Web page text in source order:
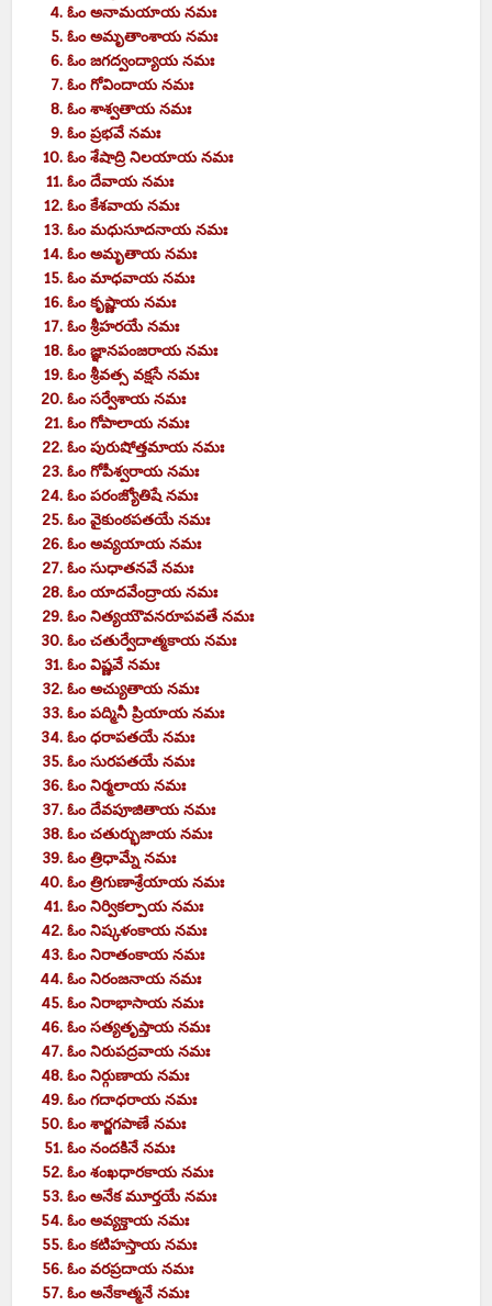
ఓం అనామయాయ నమః
ఓం అమృతాంశాయ నమః
ఓం జగద్వంద్యాయ నమః
ఓం గోవిందాయ నమః
ఓం శాశ్వతాయ నమః
ఓం ప్రభవే నమః
ఓం శేషాద్రి నిలయాయ నమః
ఓం దేవాయ నమః
ఓం కేశవాయ నమః
ఓం మధుసూదనాయ నమః
ఓం అమృతాయ నమః
ఓం మాధవాయ నమః
ఓం కృష్ణాయ నమః
ఓం శ్రీహరయే నమః
ఓం జ్ఞానపంజరాయ నమః
ఓం శ్రీవత్స వక్షసే నమః
ఓం సర్వేశాయ నమః
ఓం గోపాలాయ నమః
ఓం పురుషోత్తమాయ నమః
ఓం గోపీశ్వరాయ నమః
ఓం పరంజ్యోతిషే నమః
ఓం వైకుంఠపతయే నమః
ఓం అవ్యయాయ నమః
ఓం సుధాతనవే నమః
ఓం యాదవేంద్రాయ నమః
ఓం నిత్యయౌవనరూపవతే నమః
ఓం చతుర్వేదాత్మకాయ నమః
ఓం విష్ణవే నమః
ఓం అచ్యుతాయ నమః
ఓం పద్మినీ ప్రియాయ నమః
ఓం ధరాపతయే నమః
ఓం సురపతయే నమః
ఓం నిర్మలాయ నమః
ఓం దేవపూజితాయ నమః
ఓం చతుర్భుజాయ నమః
ఓం త్రిధామ్నే నమః
ఓం త్రిగుణాశ్రేయాయ నమః
ఓం నిర్వికల్పాయ నమః
ఓం నిష్కళంకాయ నమః
ఓం నిరాతంకాయ నమః
ఓం నిరంజనాయ నమః
ఓం నిరాభాసాయ నమః
ఓం సత్యతృప్తాయ నమః
ఓం నిరుపద్రవాయ నమః
ఓం నిర్గుణాయ నమః
ఓం గదాధరాయ నమః
ఓం శార్జగపాణే నమః
ఓం నందకినే నమః
ఓం శంఖధారకాయ నమః
ఓం అనేక మూర్తయే నమః
ఓం అవ్యక్తాయ నమః
ఓం కటిహస్తాయ నమః
ఓం వరప్రదాయ నమః
ఓం అనేకాత్మనే నమః